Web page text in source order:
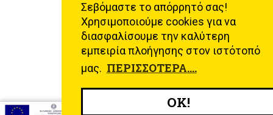
Σεβόμαστε το απόρρητό σας!
Χρησιμοποιούμε cookies για να
διασφαλίσουμε την καλύτερη
εμπειρία πλοήγησης στον ιστότοπό
μας. ΠΕΡΙΣΣΌΤΕΡΑ....
OK!